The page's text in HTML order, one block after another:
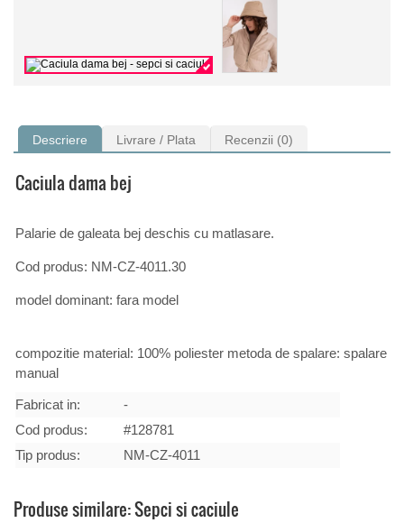
Descriere Livrare / Plata Recenzii (0)
Caciula dama bej
Palarie de galeata bej deschis cu matlasare.
Cod produs: NM-CZ-4011.30
model dominant: fara model
compozitie material: 100% poliester metoda de spalare: spalare
manual
Fabricat in:
-
Cod produs:
#128781
Tip produs:
NM-CZ-4011
Produse similare: Sepci si caciule